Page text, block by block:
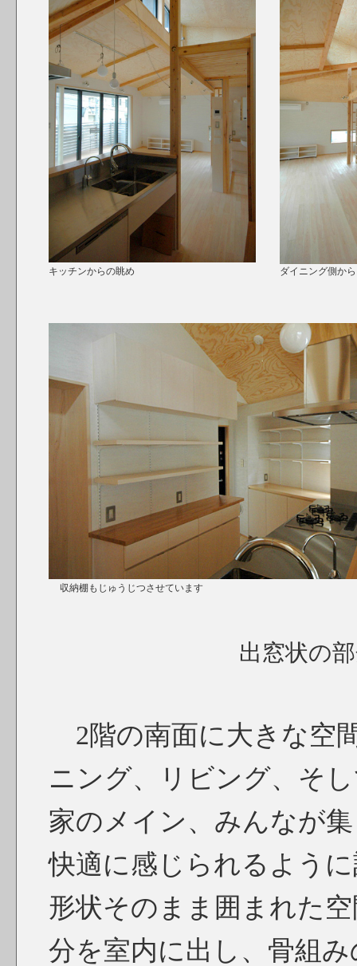
キッチンからの眺め ダイニング側か
収納棚もじゅうじつさせています
出窓状の部
2階の南面に大きな空
ニング、リビング、そ
家のメイン、みんなが
快適に感じられるよう
形状そのまま囲まれた
分を室内に出し、骨組